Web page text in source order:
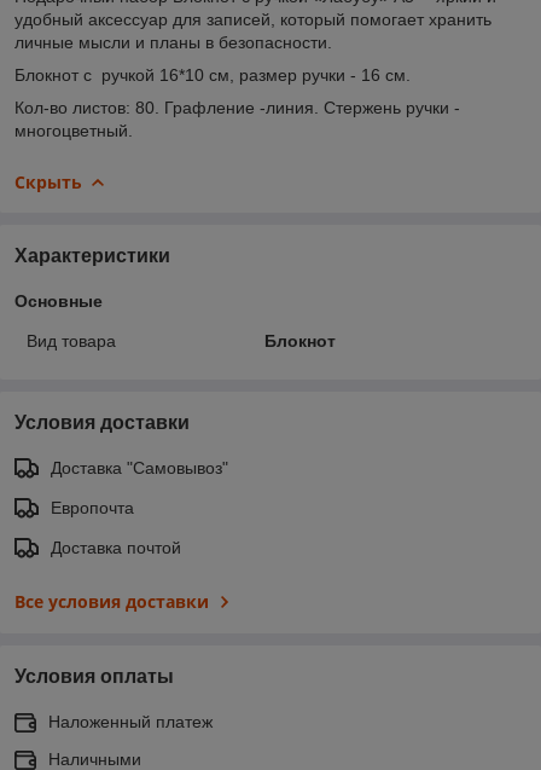
удобный аксессуар для записей, который помогает хранить
личные мысли и планы в безопасности.
Блокнот с ручкой 16*10 см, размер ручки - 16 см.
Кол-во листов: 80. Графление -линия. Стержень ручки -
многоцветный.
Скрыть
Характеристики
Основные
Вид товара Блокнот
Условия доставки
Доставка "Самовывоз"
Европочта
Доставка почтой
Все условия доставки
Условия оплаты
Наложенный платеж
Наличными